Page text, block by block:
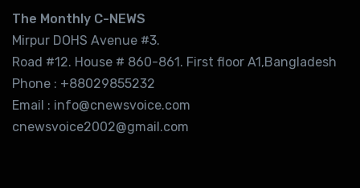
The Monthly C-NEWS
Mirpur DOHS Avenue #3.
Road #12. House # 860-861. First floor A1,Bangladesh
Phone : +88029855232
Email : info@cnewsvoice.com
cnewsvoice2002@gmail.com